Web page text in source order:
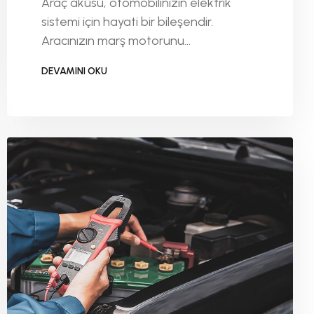
sistemi için hayati bir bileşendir.
Aracınızın marş motorunu
kadar birçok önemli görevi vardır
DEVAMINI OKU